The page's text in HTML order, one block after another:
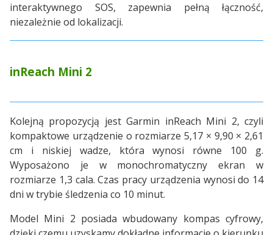
interaktywnego SOS, zapewnia pełną łączność,
niezależnie od lokalizacji.
inReach Mini 2
Kolejną propozycją jest Garmin inReach Mini 2, czyli
kompaktowe urządzenie o rozmiarze 5,17 × 9,90 × 2,61
cm i niskiej wadze, która wynosi równe 100 g.
Wyposażono je w monochromatyczny ekran w
rozmiarze 1,3 cala. Czas pracy urządzenia wynosi do 14
dni w trybie śledzenia co 10 minut.
Model Mini 2 posiada wbudowany kompas cyfrowy,